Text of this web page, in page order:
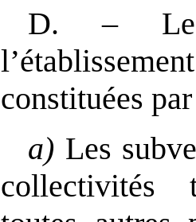
D. – Les
constituées
a) Les
collectivités